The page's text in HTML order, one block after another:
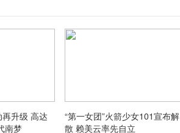
升级 高达
南梦
“第一女团”火箭少女101宣布解
散 赖美云率先自立